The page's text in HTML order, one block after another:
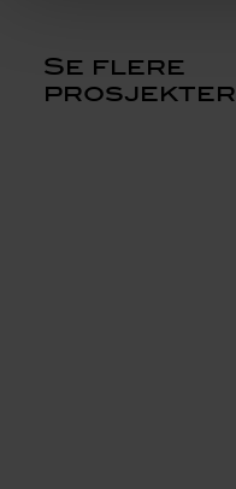
Se flere
prosjekter